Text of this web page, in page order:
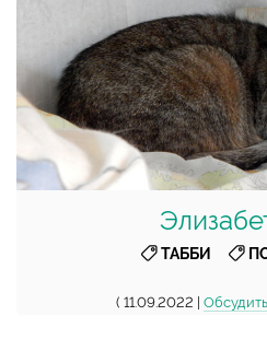
ТАББИ
( 11.09.2022 | Обсудить